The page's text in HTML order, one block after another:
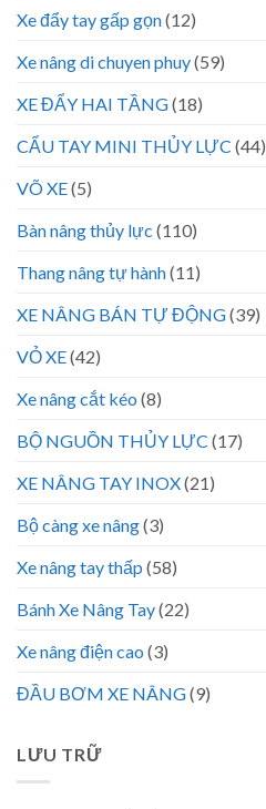
Xe đẩy tay gấp gọn(12)
Xe nâng di chuyen phuy(59)
XE ĐẨY HAI TẦNG(18)
CẨU TAY MINI THỦY LỰC (44)
VÕ XE(5)
Bàn nâng thủy lực (110)
Thang nâng tự hành(11)
XE NÂNG BÁN TỰ ĐỘNG(39)
VỎ XE(42)
Xe nâng cắt kéo (8)
BỘ NGUỒN THỦY LỰC (17)
XE NÂNG TAY INOX(21)
Bộ càng xe nâng(3)
Xe nâng tay thấp (58)
Bánh Xe Nâng Tay(22)
Xe nâng điện cao (3)
ĐẦU BƠM XE NÂNG(9)
LƯU TRỮ